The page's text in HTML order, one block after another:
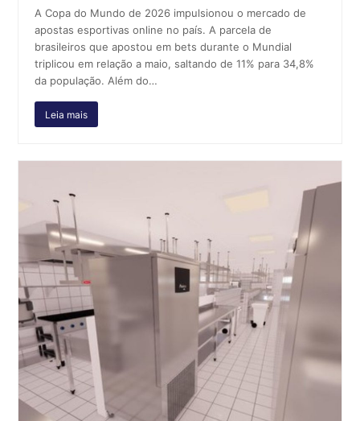
A Copa do Mundo de 2026 impulsionou o mercado de
apostas esportivas online no país. A parcela de
brasileiros que apostou em bets durante o Mundial
triplicou em relação a maio, saltando de 11% para 34,8%
da população. Além do…
Leia mais